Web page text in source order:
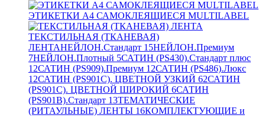
ЭТИКЕТКИ А4 САМОКЛЕЯЩИЕСЯ MULTILABEL
ТЕКСТИЛЬНАЯ (ТКАНЕВАЯ)
ЛЕНТАНЕЙЛОН.Стандарт 15НЕЙЛОН.Премиум
7НЕЙЛОН.Плотный 5САТИН (PS430).Стандарт плюс
12САТИН (PS909).Премиум 12САТИН (PS486).Люкс
12САТИН (PS901C). ЦВЕТНОЙ УЗКИЙ 62САТИН
(PS901C). ЦВЕТНОЙ ШИРОКИЙ 6САТИН
(PS901B).Стандарт 13ТЕМАТИЧЕСКИЕ
(РИТАУЛЬНЫЕ) ЛЕНТЫ 16КОМПЛЕКТУЮЩИЕ и